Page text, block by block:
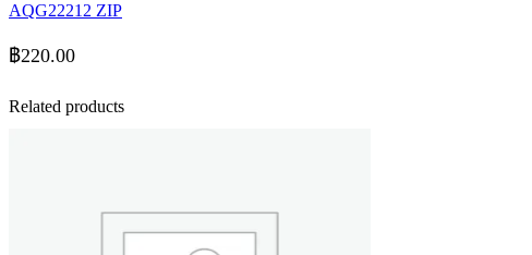
AQG22212 ZIP
฿220.00
Related products